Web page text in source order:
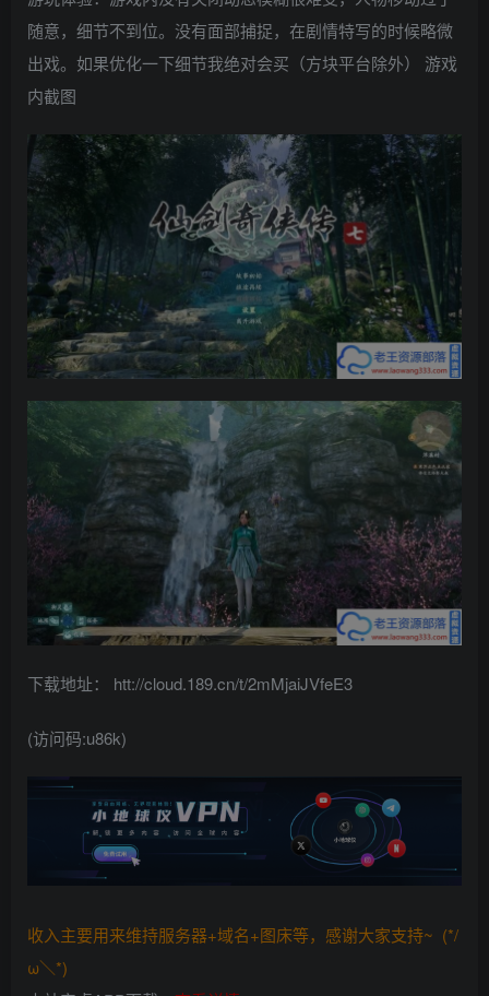
随意，细节不到位。没有面部捕捉，在剧情特写的时候略微
出戏。如果优化一下细节我绝对会买（方块平台除外） 游戏
内截图
下载地址： htt://cloud.189.cn/t/2mMjaiJVfeE3
(访问码:u86k)
收入主要用来维持服务器+域名+图床等，感谢大家支持~ (*/
ω＼*)